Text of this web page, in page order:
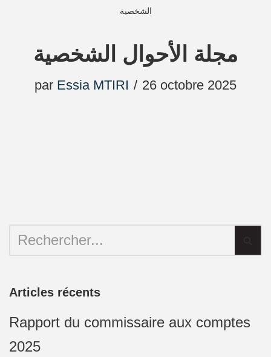
الشخصية
مجلة الأحوال الشخصية
par Essia MTIRI 26 octobre 2025
Articles récents
Rapport du commissaire aux comptes
2025